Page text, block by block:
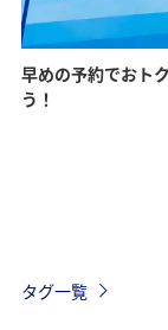
早めの予約でおト
う！
タグ一覧